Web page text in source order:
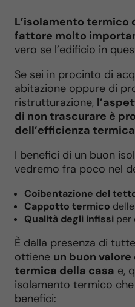
L’isolamento termico
fattore molto
vero se l’edificio in
Se sei in procinto di
abitazione oppure di
ristrutturazione,
di non trascurare è
dell’efficienza
I benefici di un buon
vedremo fra poco nel
Coibentazione del
Cappotto termico
Qualità degli infissi per
È dalla presenza di
ottiene un buon
termica della casa e,
isolamento termico
benefici: